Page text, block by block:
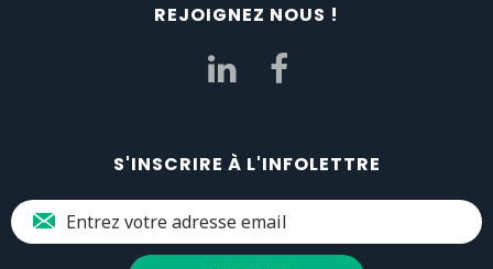
REJOIGNEZ NOUS !
S'INSCRIRE À L'INFOLETTRE